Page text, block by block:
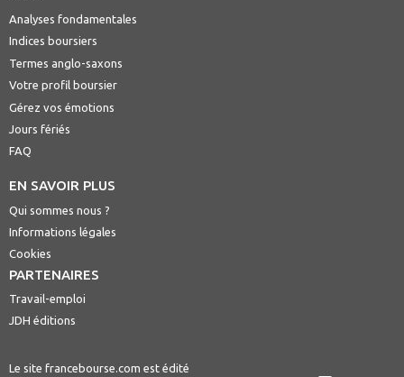
Analyses fondamentales
Indices boursiers
Termes anglo-saxons
Votre profil boursier
Gérez vos émotions
Jours fériés
FAQ
EN SAVOIR PLUS
Qui sommes nous ?
Informations légales
Cookies
PARTENAIRES
Travail-emploi
JDH éditions
Le site francebourse.com est édité